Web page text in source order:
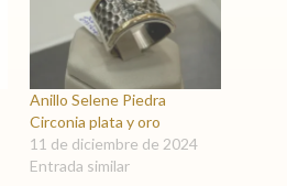
Anillo Selene Piedra
Circonia plata y oro
11 de diciembre de 2024
Entrada similar